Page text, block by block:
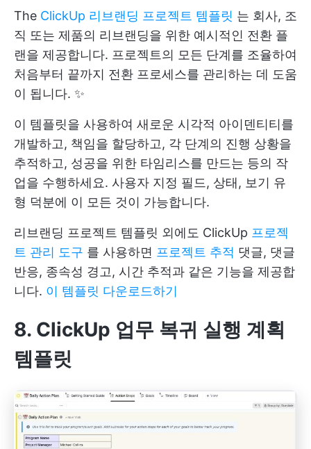
The ClickUp 리브랜딩 프로젝트 템플릿 는 회사, 조
직 또는 제품의 리브랜딩을 위한 예시적인 전환 플
랜을 제공합니다. 프로젝트의 모든 단계를 조율하여
처음부터 끝까지 전환 프로세스를 관리하는 데 도움
이 됩니다. ✨
이 템플릿을 사용하여 새로운 시각적 아이덴티티를
개발하고, 책임을 할당하고, 각 단계의 진행 상황을
추적하고, 성공을 위한 타임리스를 만드는 등의 작
업을 수행하세요. 사용자 지정 필드, 상태, 보기 유
형 덕분에 이 모든 것이 가능합니다.
리브랜딩 프로젝트 템플릿 외에도 ClickUp 프로젝
트 관리 도구 를 사용하면 프로젝트 추적 댓글, 댓글
반응, 종속성 경고, 시간 추적과 같은 기능을 제공합
니다. 이 템플릿 다운로드하기
8. ClickUp 업무 복귀 실행 계획
템플릿